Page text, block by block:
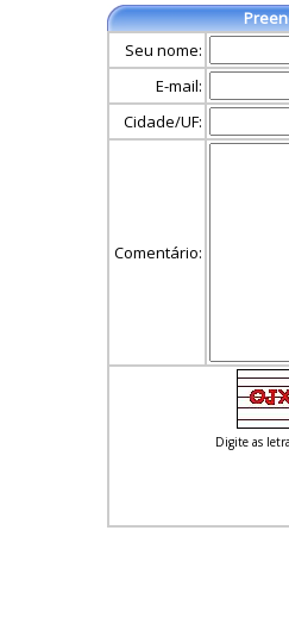
Seu nome:
E-mail:
Cidade/UF:
Comentário:
Digite as